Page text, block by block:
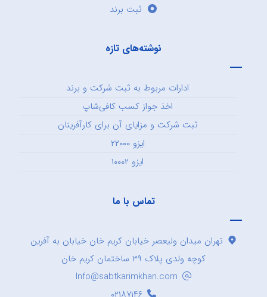
ثبت برند
نوشته‌های تازه
ادارات مربوط به ثبت شرکت و برند
اخذ جواز کسب کافی‌شاپ
ثبت شرکت و مزایای آن برای کارآفرینان
ایزو ۲۲۰۰۰
ایزو ۱۰۰۰۲
تماس با ما
تهران میدان ولیعصر خیابان کریم خان خیابان به آفرین
کوچه ولدی پلاک ۳۹ ساختمان کریم خان
Info@sabtkarimkhan.com